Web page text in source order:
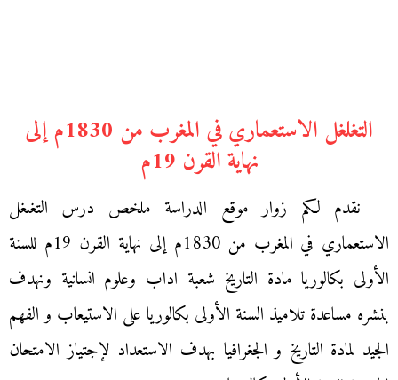
التغلغل الاستعماري في المغرب من 1830م إلى
نهاية القرن 19م
نقدم لكم زوار موقع الدراسة ملخص درس التغلغل
الاستعماري في المغرب من 1830م إلى نهاية القرن 19م للسنة
الأولى بكالوريا مادة التاريخ شعبة اداب وعلوم انسانية ونهدف
بنشره مساعدة تلاميذ السنة الأولى بكالوريا على الاستيعاب و الفهم
الجيد لمادة التاريخ و الجغرافيا بهدف الاستعداد لإجتياز الامتحان